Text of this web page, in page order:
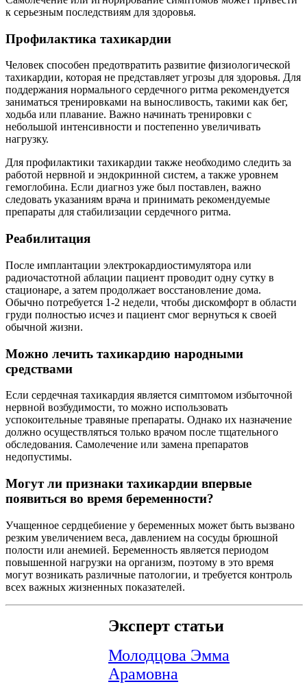
к серьезным последствиям для здоровья.
Профилактика тахикардии
Человек способен предотвратить развитие физиологической
тахикардии, которая не представляет угрозы для здоровья. Для
поддержания нормального сердечного ритма рекомендуется
заниматься тренировками на выносливость, такими как бег,
ходьба или плавание. Важно начинать тренировки с
небольшой интенсивности и постепенно увеличивать
нагрузку.
Для профилактики тахикардии также необходимо следить за
работой нервной и эндокринной систем, а также уровнем
гемоглобина. Если диагноз уже был поставлен, важно
следовать указаниям врача и принимать рекомендуемые
препараты для стабилизации сердечного ритма.
Реабилитация
После имплантации электрокардиостимулятора или
радиочастотной аблации пациент проводит одну сутку в
стационаре, а затем продолжает восстановление дома.
Обычно потребуется 1-2 недели, чтобы дискомфорт в области
груди полностью исчез и пациент смог вернуться к своей
обычной жизни.
Можно лечить тахикардию народными
средствами
Если сердечная тахикардия является симптомом избыточной
нервной возбудимости, то можно использовать
успокоительные травяные препараты. Однако их назначение
должно осуществляться только врачом после тщательного
обследования. Самолечение или замена препаратов
недопустимы.
Могут ли признаки тахикардии впервые
появиться во время беременности?
Учащенное сердцебиение у беременных может быть вызвано
резким увеличением веса, давлением на сосуды брюшной
полости или анемией. Беременность является периодом
повышенной нагрузки на организм, поэтому в это время
могут возникать различные патологии, и требуется контроль
всех важных жизненных показателей.
Эксперт статьи
Молодцова Эмма
Арамовна